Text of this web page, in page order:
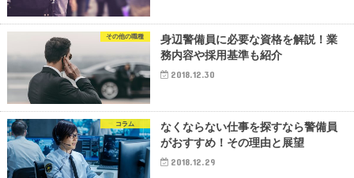
その他の職種
身辺警備員に必要な資格を解説！業
務内容や採用基準も紹介
2018.12.30
コラム
なくならない仕事を探すなら警備員
がおすすめ！その理由と展望
2018.12.29